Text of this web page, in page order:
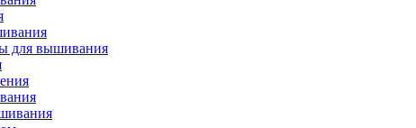
для вышивания